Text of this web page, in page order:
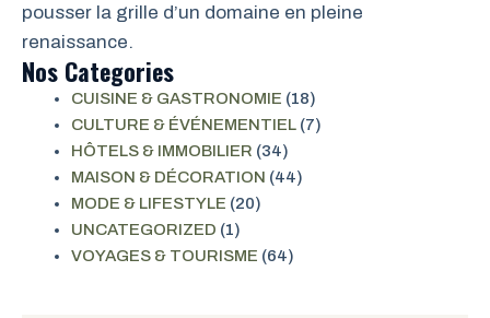
pousser la grille d’un domaine en pleine
renaissance.
Nos Categories
CUISINE & GASTRONOMIE (18)
CULTURE & ÉVÉNEMENTIEL (7)
HÔTELS & IMMOBILIER (34)
MAISON & DÉCORATION (44)
MODE & LIFESTYLE (20)
UNCATEGORIZED (1)
VOYAGES & TOURISME (64)